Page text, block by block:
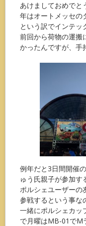
あけましておめで
年はオートメッセの
という訳でインテ
前回から荷物の運搬
かったんですが、手
例年だと3日間開催
ゅう氏親子が参加
ポルシェユーザー
参戦するという事な
一緒にポルシェカッ
で月曜はMB-01でM